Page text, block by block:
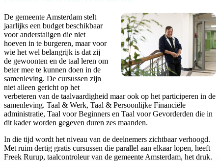
De gemeente Amsterdam stelt
jaarlijks een budget beschikbaar
voor anderstaligen die niet
hoeven in te burgeren, maar voor
wie het wel belangrijk is dat zij
de gewoonten en de taal leren om
beter mee te kunnen doen in de
samenleving. De cursussen zijn
niet alleen gericht op het
verbeteren van de taalvaardigheid maar ook op het participeren in de
samenleving. Taal & Werk, Taal & Persoonlijke Financiële
administratie, Taal voor Beginners en Taal voor Gevorderden die in
dit kader worden gegeven duren zes maanden.
In die tijd wordt het niveau van de deelnemers zichtbaar verhoogd.
Met ruim dertig gratis cursussen die parallel aan elkaar lopen, heeft
Freek Rurup, taalcontroleur van de gemeente Amsterdam, het druk.